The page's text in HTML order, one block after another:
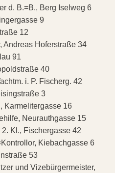
d. B.=B., Berg Iselweg 6
9
12
Hoferstraße 34
91
40
i. P. Fischerg. 42
3
Karmelitergasse 16
Neurauthgasse 15
Kl., Fischergasse 42
Kiebachgasse 6
53
und Vizebürgermeister,